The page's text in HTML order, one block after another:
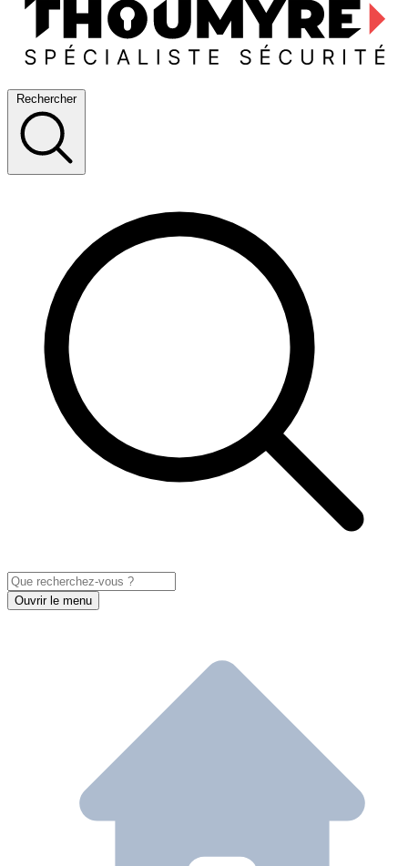
Rechercher
Ouvrir le menu